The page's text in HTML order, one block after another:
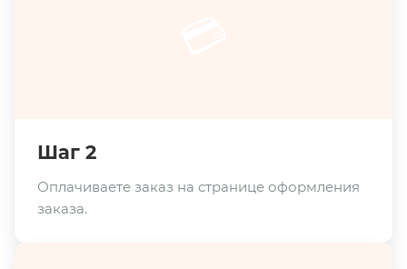
Шаг 2
Оплачиваете заказ на странице оформления
заказа.